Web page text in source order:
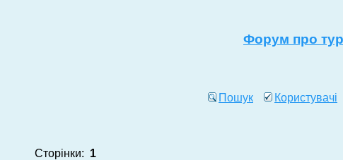
Форум про
Пошук Користувачі
Сторінки: 1